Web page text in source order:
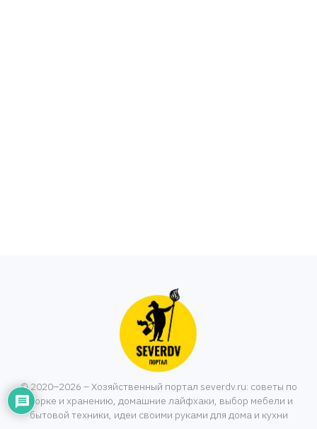
© 2020–2026 – Хозяйственный портал severdv.ru: советы по
уборке и хранению, домашние лайфхаки, выбор мебели и
бытовой техники, идеи своими руками для дома и кухни